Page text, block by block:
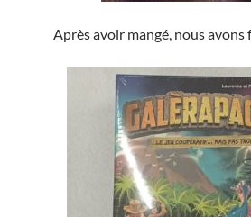
Après avoir mangé, nous